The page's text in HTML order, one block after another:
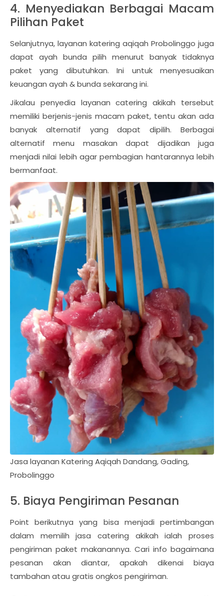
4. Menyediakan Berbagai Macam
Pilihan Paket
Selanjutnya, layanan katering aqiqah Probolinggo juga
dapat ayah bunda pilih menurut banyak tidaknya
paket yang dibutuhkan. Ini untuk menyesuaikan
keuangan ayah & bunda sekarang ini.
Jikalau penyedia layanan catering akikah tersebut
memiliki berjenis-jenis macam paket, tentu akan ada
banyak alternatif yang dapat dipilih. Berbagai
alternatif menu masakan dapat dijadikan juga
menjadi nilai lebih agar pembagian hantarannya lebih
bermanfaat.
Jasa layanan Katering Aqiqah Dandang, Gading,
Probolinggo
5. Biaya Pengiriman Pesanan
Point berikutnya yang bisa menjadi pertimbangan
dalam memilih jasa catering akikah ialah proses
pengiriman paket makanannya. Cari info bagaimana
pesanan akan diantar, apakah dikenai biaya
tambahan atau gratis ongkos pengiriman.